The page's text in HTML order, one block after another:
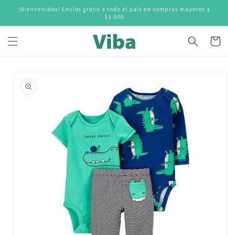
directamente
¡Bienvenidos! Envíos gratis a todo el país en compras mayores a
$3.000
Carrito
información